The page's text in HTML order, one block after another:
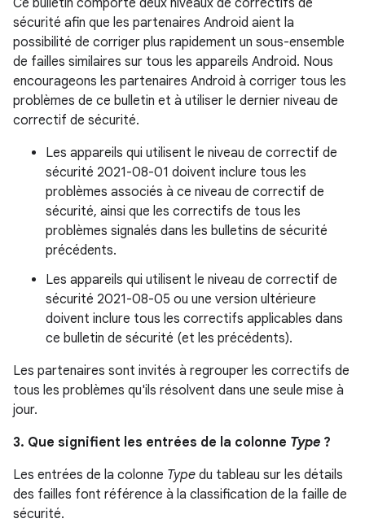
Ce bulletin comporte deux niveaux de correctifs de
sécurité afin que les partenaires Android aient la
possibilité de corriger plus rapidement un sous-ensemble
de failles similaires sur tous les appareils Android. Nous
encourageons les partenaires Android à corriger tous les
problèmes de ce bulletin et à utiliser le dernier niveau de
correctif de sécurité.
Les appareils qui utilisent le niveau de correctif de
sécurité 2021-08-01 doivent inclure tous les
problèmes associés à ce niveau de correctif de
sécurité, ainsi que les correctifs de tous les
problèmes signalés dans les bulletins de sécurité
précédents.
Les appareils qui utilisent le niveau de correctif de
sécurité 2021-08-05 ou une version ultérieure
doivent inclure tous les correctifs applicables dans
ce bulletin de sécurité (et les précédents).
Les partenaires sont invités à regrouper les correctifs de
tous les problèmes qu'ils résolvent dans une seule mise à
jour.
3. Que signifient les entrées de la colonne Type ?
Les entrées de la colonne Type du tableau sur les détails
des failles font référence à la classification de la faille de
sécurité.